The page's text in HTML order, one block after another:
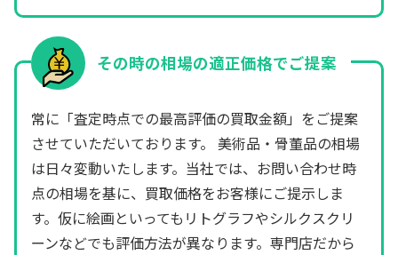
その時の相場の適正価格でご提案
常に「査定時点での最高評価の買取金額」をご提案
させていただいております。 美術品・骨董品の相場
は日々変動いたします。当社では、お問い合わせ時
点の相場を基に、買取価格をお客様にご提示しま
す。仮に絵画といってもリトグラフやシルクスクリ
ーンなどでも評価方法が異なります。専門店だから